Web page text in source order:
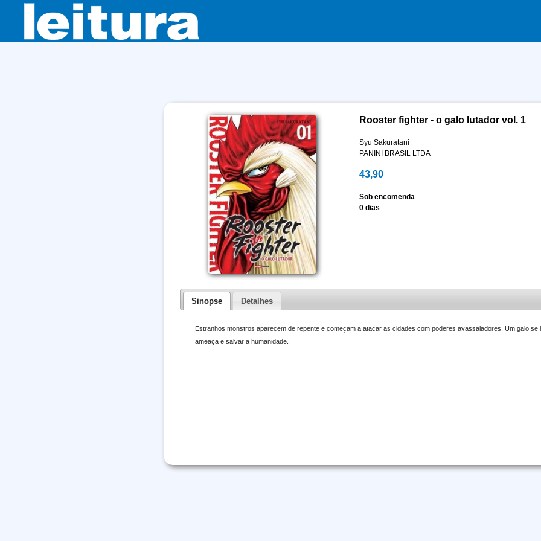
Rooster fighter - o galo lutador vol. 1
Syu Sakuratani
PANINI BRASIL LTDA
43,90
Sob encomenda
0 dias
Sinopse Detalhes
Estranhos monstros aparecem de repente e começam a atacar as cidades com poderes avassaladores. Um galo se
ameaça e salvar a humanidade.